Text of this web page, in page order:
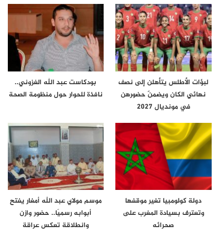
لبؤات الأطلس يتأهلن إلى نصف
نهائي الكان ويضمنّ حضورهن
في مونديال 2027
بودكاست عبد الله الغزوني..
نافذة للحوار حول منظومة الصحة
دولة كولومبيا تغير موقفها
وتعترف بسيادة المغرب على
صحرائه
موسم مولاي عبد الله أمغار يفتح
أبوابه رسميًا.. حضور وازن
وانطلاقة تعكس عراقة